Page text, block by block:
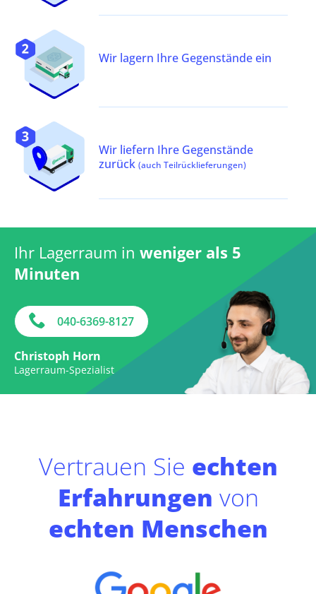
Wir lagern Ihre Gegenstände ein
Wir liefern Ihre Gegenstände
zurück (auch Teilrücklieferungen)
Ihr Lagerraum in weniger als 5
Minuten
040-6369-8127
Christoph Horn
Lagerraum-Spezialist
Vertrauen Sie echten
Erfahrungen von
echten Menschen